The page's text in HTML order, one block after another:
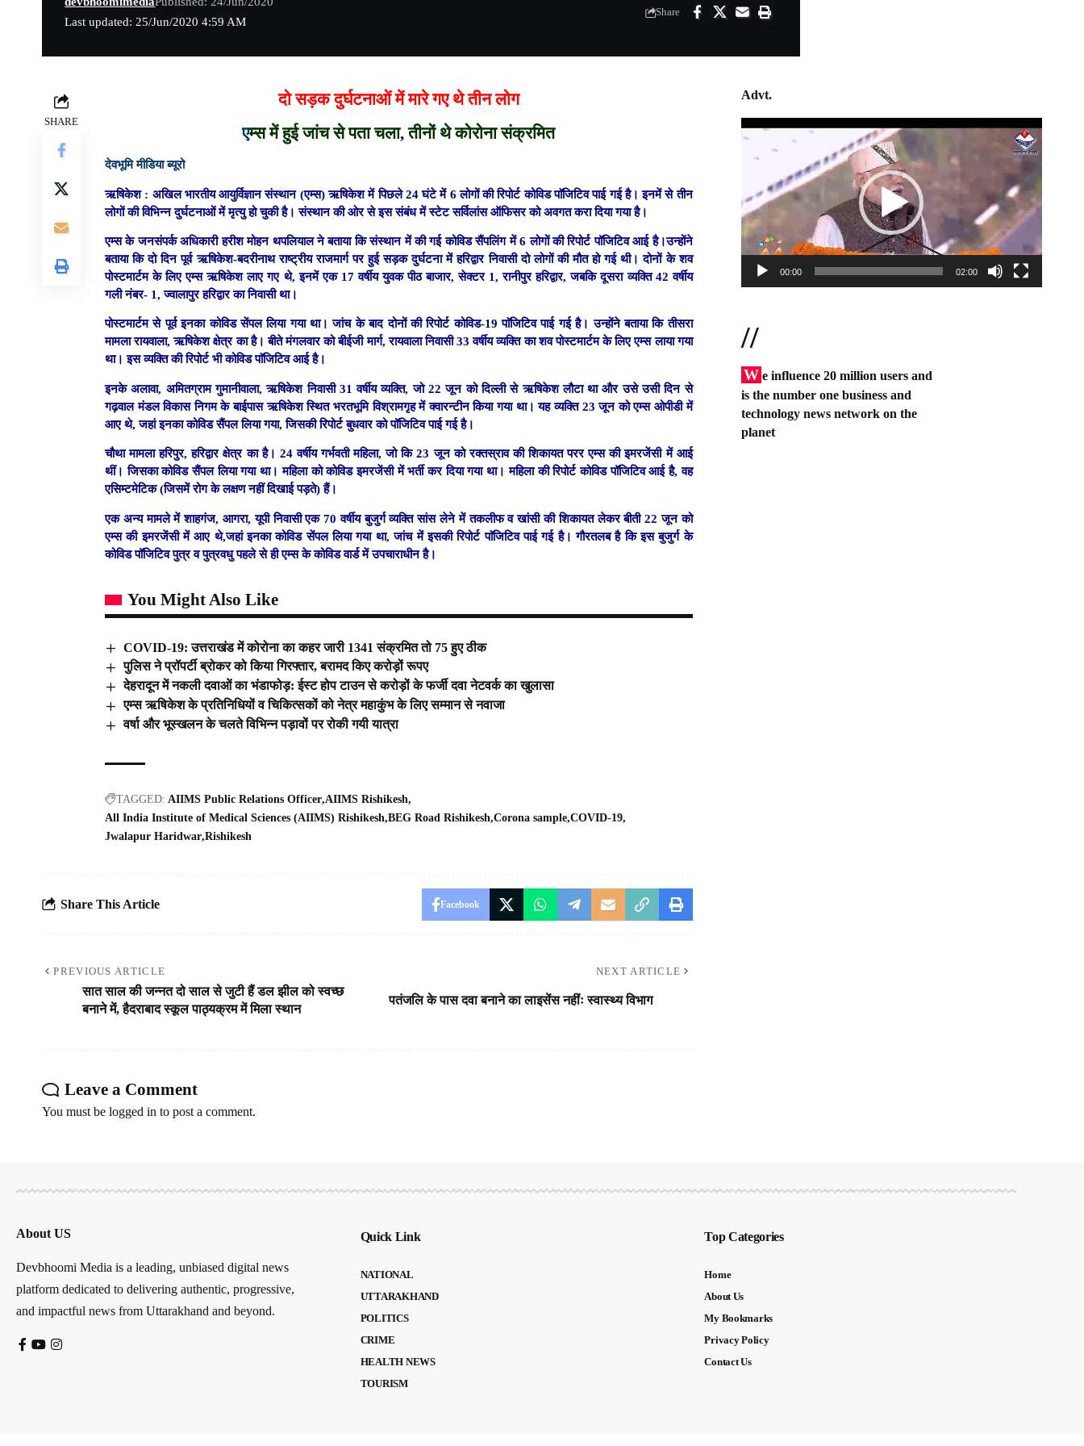
Last updated: 25/Jun/2020 4:59 AM
Share
SHARE
दो सड़क दुर्घटनाओं में मारे गए थे तीन लोग
एम्स में हुई जांच से पता चला, तीनों थे कोरोना संक्रमित
देवभूमि मीडिया ब्यूरो
ऋषिकेश : अखिल भारतीय आयुर्विज्ञान संस्थान (एम्स) ऋषिकेश में पिछले 24 घंटे में 6 लोगों की रिपोर्ट कोविड पाॅजिटिव पाई गई है। इनमें से तीन
लोगों की विभिन्न दुर्घटनाओं में मृत्यु हो चुकी है। संस्थान की ओर से इस संबंध में स्टेट सर्विलांस ऑफिसर को अवगत करा दिया गया है।
एम्स के जनसंपर्क अधिकारी हरीश मोहन थपलियाल ने बताया कि संस्थान में की गई कोविड सैंपलिंग में 6 लोगों की रिपोर्ट पॉजिटिव आई है।उन्होंने
बताया कि दो दिन पूर्व ऋषिकेश-बदरीनाथ राष्ट्रीय राजमार्ग पर हुई सड़क दुर्घटना में हरिद्वार निवासी दो लोगों की मौत हो गई थी। दोनों के शव
पोस्टमार्टम के लिए एम्स ऋषिकेश लाए गए थे, इनमें एक 17 वर्षीय युवक पीठ बाजार, सेक्टर 1, रानीपुर हरिद्वार, जबकि दूसरा व्यक्ति 42 वर्षीय
गली नंबर- 1, ज्वालापुर हरिद्वार का निवासी था।
पोस्टमार्टम से पूर्व इनका कोविड सेंपल लिया गया था। जांच के बाद दोनों की रिपोर्ट कोविड-19 पाॅजिटिव पाई गई है। उन्होंने बताया कि तीसरा
मामला रायवाला, ऋषिकेश क्षेत्र का है। बीते मंगलवार को बीईजी मार्ग, रायवाला निवासी 33 वर्षीय व्यक्ति का शव पोस्टमार्टम के लिए एम्स लाया गया
था। इस व्यक्ति की रिपोर्ट भी कोविड पाॅजिटिव आई है।
इनके अलावा, अमितग्राम गुमानीवाला, ऋषिकेश निवासी 31 वर्षीय व्यक्ति, जो 22 जून को दिल्ली से ऋषिकेश लौटा था और उसे उसी दिन से
गढ़वाल मंडल विकास निगम के बाईपास ऋषिकेश स्थित भरतभूमि विश्रामगृह में क्वारन्टीन किया गया था। यह व्यक्ति 23 जून को एम्स ओपीडी में
आए थे, जहां इनका कोविड सैंपल लिया गया, जिसकी रिपोर्ट बुधवार को पॉजिटिव पाई गई है।
चौथा मामला हरिपुर, हरिद्वार क्षेत्र का है। 24 वर्षीय गर्भवती महिला, जो कि 23 जून को रक्तस्राव की शिकायत परर एम्स की इमरजेंसी में आई
थीं। जिसका कोविड सैंपल लिया गया था। महिला को कोविड इमरजेंसी में भर्ती कर दिया गया था। महिला की रिपोर्ट कोविड पॉजिटिव आई है, वह
एसिम्टमेटिक (जिसमें रोग के लक्षण नहीं दिखाई पड़ते) हैं।
एक अन्य मामले में शाहगंज, आगरा, यूपी निवासी एक 70 वर्षीय बुजुर्ग व्यक्ति सांस लेने में तकलीफ व खांसी की शिकायत लेकर बीती 22 जून को
एम्स की इमरजेंसी में आए थे,जहां इनका कोविड सेंपल लिया गया था, जांच में इसकी रिपोर्ट पाॅजिटिव पाई गई है। गौरतलब है कि इस बुजुर्ग के
कोविड पॉजिटिव पुत्र व पुत्रवधु पहले से ही एम्स के कोविड वार्ड में उपचाराधीन है।
You Might Also Like
COVID-19: उत्तराखंड में कोरोना का कहर जारी 1341 संक्रमित तो 75 हुए ठीक
पुलिस ने प्रॉपर्टी ब्रोकर को किया गिरफ्तार, बरामद किए करोड़ों रूपए
देहरादून में नकली दवाओं का भंडाफोड़: ईस्ट होप टाउन से करोड़ों के फर्जी दवा नेटवर्क का खुलासा
एम्स ऋ​षिकेश के प्र​तिनिधियों व चिकित्सकों को नेत्र महाकुंभ के लिए सम्मान से नवाजा
वर्षा और भूस्खलन के चलते विभिन्न पड़ावों पर रोकी गयी यात्रा
TAGGED: AIIMS Public Relations Officer AIIMS Rishikesh
All India Institute of Medical Sciences (AIIMS) Rishikesh BEG Road Rishikesh Corona sample COVID-19
Jwalapur Haridwar Rishikesh
Share This Article Facebook
PREVIOUS ARTICLE
सात साल की जन्नत दो साल से जुटी हैं डल झील को स्वच्छ
बनाने में, हैदराबाद स्कूल पाठ्यक्रम में मिला स्थान
NEXT ARTICLE
पतंजलि के पास दवा बनाने का लाइसेंस नहींः स्वास्थ्य विभाग
Leave a Comment
You must be logged in to post a comment.
Advt.
Video
00:00 02:00
//
W e influence 20 million users and
is the number one business and
technology news network on the
planet
About US
Devbhoomi Media is a leading, unbiased digital news
platform dedicated to delivering authentic, progressive,
and impactful news from Uttarakhand and beyond.
Quick Link
NATIONAL
UTTARAKHAND
POLITICS
CRIME
HEALTH NEWS
TOURISM
Top Categories
Home
About Us
My Bookmarks
Privacy Policy
Contact Us